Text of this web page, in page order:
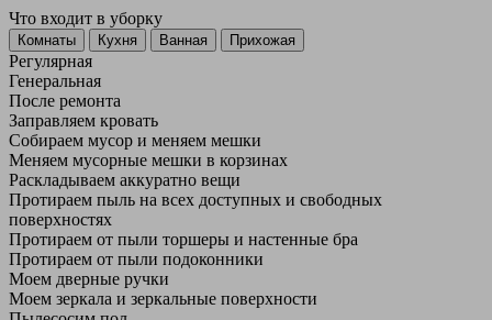
Что входит в уборку
Регу­лярная
Гене­ральная
После ремонта
Заправляем кровать
Собираем мусор и меняем мешки
Меняем мусорные мешки в корзинах
Раскладываем аккуратно вещи
Протираем пыль на всех доступных и свободных
поверхностях
Протираем от пыли торшеры и настенные бра
Протираем от пыли подоконники
Моем дверные ручки
Моем зеркала и зеркальные поверхности